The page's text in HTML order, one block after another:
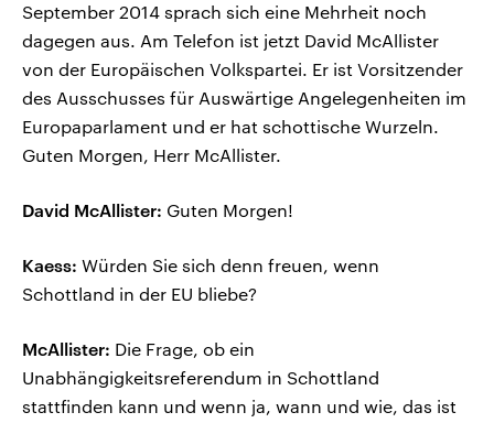
September 2014 sprach sich eine Mehrheit noch
dagegen aus. Am Telefon ist jetzt David McAllister
von der Europäischen Volkspartei. Er ist Vorsitzender
des Ausschusses für Auswärtige Angelegenheiten im
Europaparlament und er hat schottische Wurzeln.
Guten Morgen, Herr McAllister.
David McAllister: Guten Morgen!
Kaess: Würden Sie sich denn freuen, wenn
Schottland in der EU bliebe?
McAllister: Die Frage, ob ein
Unabhängigkeitsreferendum in Schottland
stattfinden kann und wenn ja, wann und wie, das ist